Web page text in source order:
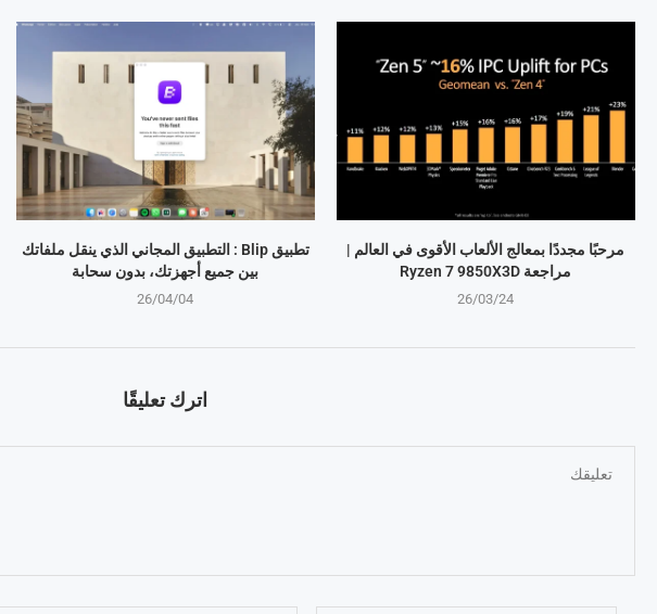
تطبيق Blip : التطبيق المجاني الذي ينقل ملفاتك
بين جميع أجهزتك، بدون سحابة
26/04/04
مرحبًا مجددًا بمعالج الألعاب الأقوى في العالم |
مراجعة Ryzen 7 9850X3D
26/03/24
اترك تعليقًا